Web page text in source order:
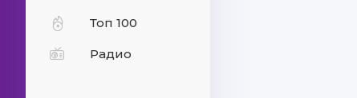
Топ 100
Радио